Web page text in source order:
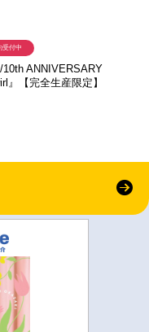
10th ANNIVERSARY
』【完全生産限定】
受付中